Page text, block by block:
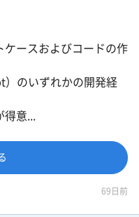
ケースおよびコードの作
）のいずれかの開発経
意...
69日前